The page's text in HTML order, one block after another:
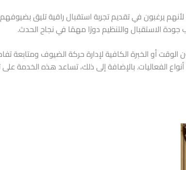
يرغبون في تقديم تجربة استقبال راقية تليق
الاستقبال والتنظيم دورًا مهمًا في نجاح الحدث.
أو الخبرة الكافية لإدارة حركة الضيوف ومتابعة
الفعاليات. بالإضافة إلى ذلك، تساعد هذه الخدمة